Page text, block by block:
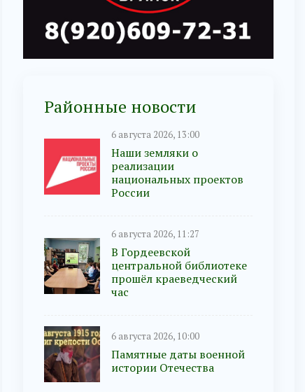
Районные новости
6 августа 2026, 13:00
Наши земляки о
реализации
национальных проектов
России
6 августа 2026, 11:27
В Гордеевской
центральной библиотеке
прошёл краеведческий
час
6 августа 2026, 10:00
Памятные даты военной
истории Отечества